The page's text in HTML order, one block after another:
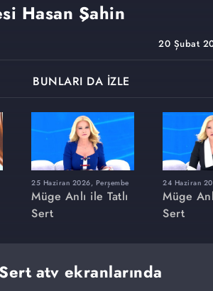
20 Şubat
Hasan Şahin
BUNLARI DA İZLE
25 Haziran 2026, Perşembe
Müge Anlı ile Tatlı
Sert
24 Haziran
Müge
Sert
atv ekranlarında